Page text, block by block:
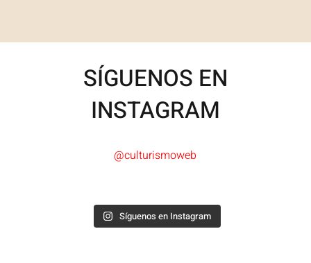
SÍGUENOS EN
INSTAGRAM
@culturismoweb
Síguenos en Instagram